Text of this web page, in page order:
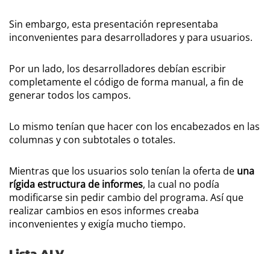
Sin embargo, esta presentación representaba
inconvenientes para desarrolladores y para usuarios.
Por un lado, los desarrolladores debían escribir
completamente el código de forma manual, a fin de
generar todos los campos.
Lo mismo tenían que hacer con los encabezados en las
columnas y con subtotales o totales.
Mientras que los usuarios solo tenían la oferta de una
rígida estructura de informes, la cual no podía
modificarse sin pedir cambio del programa. Así que
realizar cambios en esos informes creaba
inconvenientes y exigía mucho tiempo.